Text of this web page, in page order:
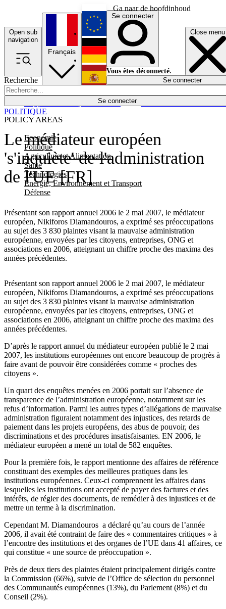
Ga naar de hoofdinhoud
Open sub
navigation
Close menu
Recherche
Se connecter
POLICY AREAS
Economie
Politique
Agriculture et Alimentation
Santé
Technologies
Energie, Environnement et Transport
Défense
Économie
Français
English
Deutsch
Español
Se connecter
Vous êtes déconnecté.
Se connecter
Le médiateur européen
's'inquiète' de l'administration
de l'UE [FR]
Présentant son rapport annuel 2006 le 2 mai 2007, le médiateur
européen, Nikiforos Diamandouros, a exprimé ses préoccupations
au sujet des 3 830 plaintes visant la mauvaise administration
européenne, envoyées par les citoyens, entreprises, ONG et
associations en 2006, atteignant un chiffre proche des maxima des
années précédentes.
POLITIQUE
Présentant son rapport annuel 2006 le 2 mai 2007, le médiateur
européen, Nikiforos Diamandouros, a exprimé ses préoccupations
au sujet des 3 830 plaintes visant la mauvaise administration
européenne, envoyées par les citoyens, entreprises, ONG et
associations en 2006, atteignant un chiffre proche des maxima des
années précédentes.
D’après le rapport annuel du médiateur européen publié le 2 mai
2007, les institutions européennes ont encore beaucoup de progrès à
faire avant de pouvoir être considérées comme « proches des
citoyens ».
Un quart des enquêtes menées en 2006 portait sur l’absence de
transparence de l’administration européenne, notamment sur les
refus d’information. Parmi les autres types d’allégations de mauvaise
administration figuraient notamment des injustices, des retards de
paiement dans les projets européens, des abus de pouvoir, des
discriminations et des procédures insatisfaisantes. EN 2006, le
médiateur européen a mené un total de 582 enquêtes.
Pour la première fois, le rapport mentionne des affaires de référence
constituant des exemples des meilleures pratiques dans les
institutions européennes. Ceux-ci comprennent les affaires dans
lesquelles les institutions ont accepté de payer des factures et des
intérêts, de régler des documents, de remédier à des injustices et de
mettre un terme à la discrimination.
Cependant M. Diamandouros a déclaré qu’au cours de l’année
2006, il avait été contraint de faire des « commentaires critiques » à
l’encontre des institutions et des organes de l’UE dans 41 affaires, ce
qui constitue « une source de préoccupation ».
Près de deux tiers des plaintes étaient principalement dirigés contre
la Commission (66%), suivie de l’Office de sélection du personnel
des Communautés européennes (13%), du Parlement (8%) et du
Conseil (2%).